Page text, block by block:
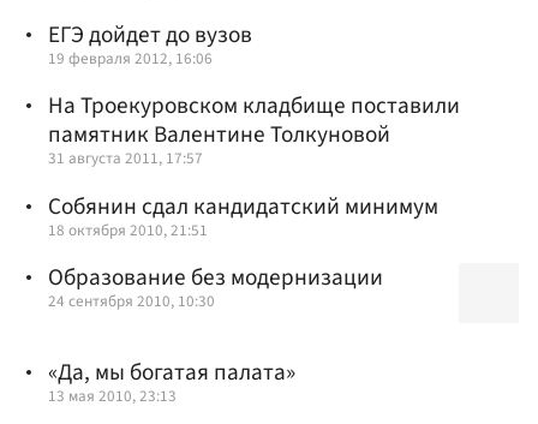
ЕГЭ дойдет до вузов
19 февраля 2012, 16:06
На Троекуровском кладбище поставили
памятник Валентине Толкуновой
31 августа 2011, 17:57
Собянин сдал кандидатский минимум
18 октября 2010, 21:51
Образование без модернизации
24 сентября 2010, 10:30
«Да, мы богатая палата»
13 мая 2010, 23:13